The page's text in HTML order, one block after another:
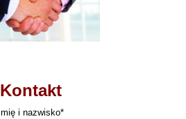
Kontakt
Imię i nazwisko*